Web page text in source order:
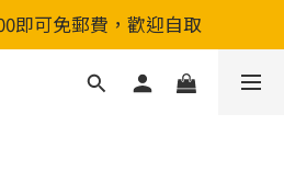
即可免郵費，歡迎自取
即可免郵費，歡迎自取
單88折&購物金HKD200